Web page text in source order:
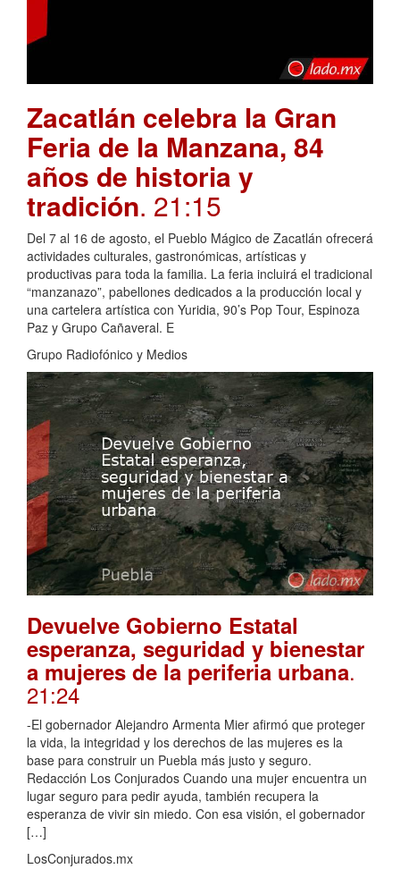
Zacatlán celebra la Gran
Feria de la Manzana, 84
años de historia y
tradición. 21:15
Del 7 al 16 de agosto, el Pueblo Mágico de Zacatlán ofrecerá
actividades culturales, gastronómicas, artísticas y
productivas para toda la familia. La feria incluirá el tradicional
“manzanazo”, pabellones dedicados a la producción local y
una cartelera artística con Yuridia, 90’s Pop Tour, Espinoza
Paz y Grupo Cañaveral. E
Grupo Radiofónico y Medios
Devuelve Gobierno Estatal
esperanza, seguridad y bienestar
a mujeres de la periferia urbana.
21:24
-El gobernador Alejandro Armenta Mier afirmó que proteger
la vida, la integridad y los derechos de las mujeres es la
base para construir un Puebla más justo y seguro.
Redacción Los Conjurados Cuando una mujer encuentra un
lugar seguro para pedir ayuda, también recupera la
esperanza de vivir sin miedo. Con esa visión, el gobernador
[…]
LosConjurados.mx